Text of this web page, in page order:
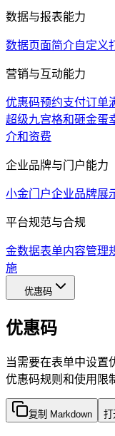
数据与报表能力
数据页面简介自定义
营销与互动能力
优惠码预约支付订单
超级九宫格和砸金蛋
介和资费
企业品牌与门户能力
小金门户企业品牌展
平台规范与合规
金数据表单内容管理
施
优惠码
优惠码
当需要在表单中设置
优惠码规则和使用限
复制 Markdown 打